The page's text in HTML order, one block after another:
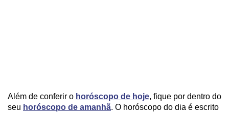
Além de conferir o horóscopo de hoje, fique por dentro do
seu horóscopo de amanhã. O horóscopo do dia é escrito